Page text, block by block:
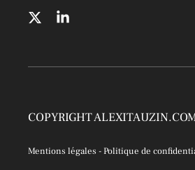
COPYRIGHT
Mentions légales -Politique de